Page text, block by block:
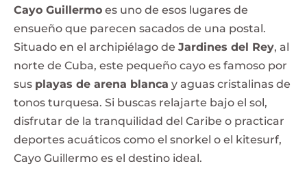
Cayo Guillermo es uno de esos lugares de
ensueño que parecen sacados de una postal.
Situado en el archipiélago de Jardines del Rey, al
norte de Cuba, este pequeño cayo es famoso por
sus playas de arena blanca y aguas cristalinas de
tonos turquesa. Si buscas relajarte bajo el sol,
disfrutar de la tranquilidad del Caribe o practicar
deportes acuáticos como el snorkel o el kitesurf,
Cayo Guillermo es el destino ideal.